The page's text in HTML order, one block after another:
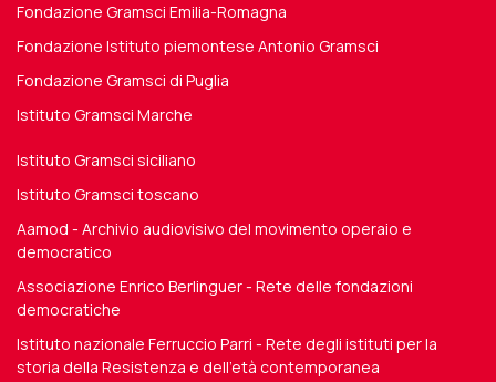
Fondazione Gramsci Emilia-Romagna
Fondazione Istituto piemontese Antonio Gramsci
Fondazione Gramsci di Puglia
Istituto Gramsci Marche
Istituto Gramsci siciliano
Istituto Gramsci toscano
Aamod - Archivio audiovisivo del movimento operaio e
democratico
Associazione Enrico Berlinguer - Rete delle fondazioni
democratiche
Istituto nazionale Ferruccio Parri - Rete degli istituti per la
storia della Resistenza e dell'età contemporanea